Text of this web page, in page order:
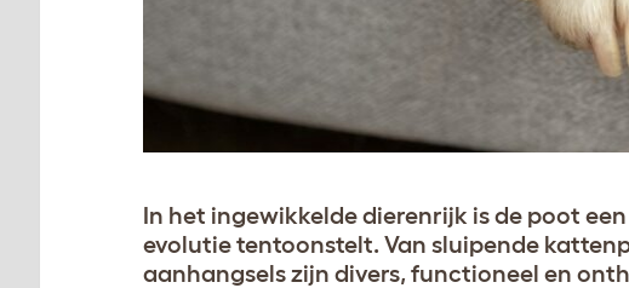
In het ingewikkelde dierenrijk is de poot
evolutie tentoonstelt. Van sluipende
aanhangsels zijn divers, functioneel en